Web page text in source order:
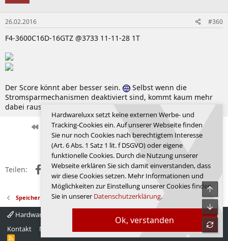
26.02.2016 #360
F4-3600C16D-16GTZ @3733 11-11-28 1T
Der Score könnt aber besser sein.
Selbst wenn die
Stromsparmechanismen deaktiviert sind, kommt kaum mehr
dabei raus.
Erste Vorherige 12 von 82 Nächste Letzte
Anmelden, um zu antworten.
Teilen: FacebookX (Twitter)
RedditWhatsApp
E-MailLink
Speicher
Hardwareluxx 4.0
Kontakt
Nutzungsbedingungen Startseite
R
Ok, verstanden
Hardwareluxx setzt keine externen Werbe- und
Tracking-Cookies ein. Auf unserer Webseite finden
Sie nur noch Cookies nach berechtigtem Interesse
(Art. 6 Abs. 1 Satz 1 lit. f DSGVO) oder eigene
funktionelle Cookies. Durch die Nutzung unserer
Webseite erklären Sie sich damit einverstanden, dass
wir diese Cookies setzen. Mehr Informationen und
Möglichkeiten zur Einstellung unserer Cookies finden
Sie in unserer Datenschutzerklärung.